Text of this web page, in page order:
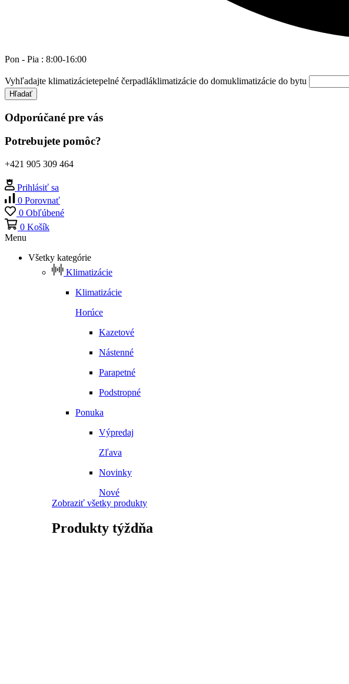
Pon - Pia : 8:00-16:00
Vyhľadajte klimatizácietepelné čerpadláklimatizácie do domuklimatizácie do bytu
Hľadať
Odporúčané pre vás
Potrebujete pomôc?
+421 905 309 464
Prihlásiť sa
0 Porovnať
0 Obľúbené
0 Košík
Menu
Všetky kategórie
Klimatizácie
Klimatizácie
Horúce
Kazetové
Nástenné
Parapetné
Podstropné
Ponuka
Výpredaj
Zľava
Novinky
Nové
Zobraziť všetky produkty
Produkty týždňa